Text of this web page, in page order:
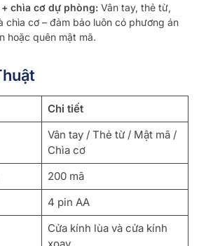
chìa cơ dự phòng: Vân tay, thẻ từ,
chìa cơ – đảm bảo luôn có phương án
hoặc quên mật mã.
Chi tiết
Vân tay / Thẻ từ / Mật mã /
Chìa cơ
200 mã
4 pin AA
Cửa kính lùa và cửa kính